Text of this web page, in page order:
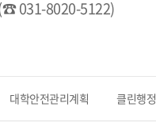
031-8020-5122)
대학안전관리계획 클린행정